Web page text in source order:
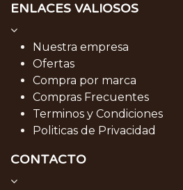
ENLACES VALIOSOS
Nuestra empresa
Ofertas
Compra por marca
Compras Frecuentes
Terminos y Condiciones
Politicas de Privacidad
CONTACTO